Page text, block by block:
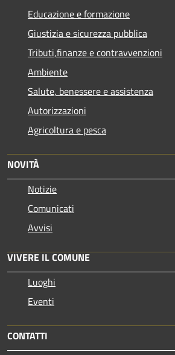
Educazione e formazione
Giustizia e sicurezza pubblica
Tributi,finanze e contravvenzioni
Ambiente
Salute, benessere e assistenza
Autorizzazioni
Agricoltura e pesca
NOVITÀ
Notizie
Comunicati
Avvisi
VIVERE IL COMUNE
Luoghi
Eventi
CONTATTI